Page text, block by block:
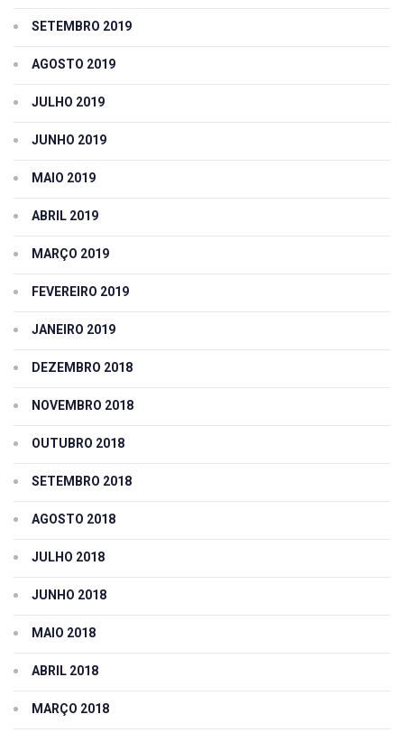
SETEMBRO 2019
AGOSTO 2019
JULHO 2019
JUNHO 2019
MAIO 2019
ABRIL 2019
MARÇO 2019
FEVEREIRO 2019
JANEIRO 2019
DEZEMBRO 2018
NOVEMBRO 2018
OUTUBRO 2018
SETEMBRO 2018
AGOSTO 2018
JULHO 2018
JUNHO 2018
MAIO 2018
ABRIL 2018
MARÇO 2018